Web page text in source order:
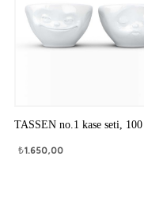
TASSEN no.1 kase seti,
₺1.650,00